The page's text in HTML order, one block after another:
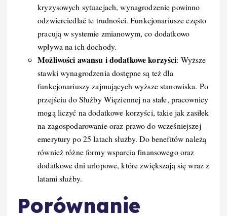
kryzysowych sytuacjach, wynagrodzenie powinno
odzwierciedlać te trudności. Funkcjonariusze często
pracują w systemie zmianowym, co dodatkowo
wpływa na ich dochody.
Możliwości awansu i dodatkowe korzyści: Wyższe
stawki wynagrodzenia dostępne są też dla
funkcjonariuszy zajmujących wyższe stanowiska. Po
przejściu do Służby Więziennej na stałe, pracownicy
mogą liczyć na dodatkowe korzyści, takie jak zasiłek
na zagospodarowanie oraz prawo do wcześniejszej
emerytury po 25 latach służby. Do benefitów należą
również różne formy wsparcia finansowego oraz
dodatkowe dni urlopowe, które zwiększają się wraz z
latami służby.
Porównanie